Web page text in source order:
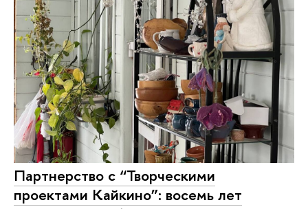
Партнерство с “Творческими
проектами Кайкино”: восемь лет